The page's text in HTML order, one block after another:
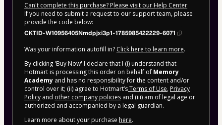
Can't complete this purchase? Please visit our Help Center
If you need to submit a request to our support team, please
provide the code below:
CKTID-W10956405Nmdpjxi3p1-1785985422229-6071
Was your information autofill in? Click here to learn more.
By clicking 'Buy Now' I declare that I (i) understand that
Hotmart is processing this order on behalf of Memory
Academy and has no responsibility for the content and/or
control over it; (ii) agree to Hotmart’sTerms of Use, Privacy
Policy and other company policies and (iii) am of legal age or
authorized and accompanied by a legal guardian.
Learn more about your purchase here.